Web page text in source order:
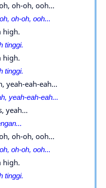
oh-oh, ooh...
oh-oh, ooh...
high.
tinggi.
high.
tinggi.
yeah-eah-eah...
yeah-eah-eah...
yeah...
oh-oh, ooh...
oh-oh, ooh...
high.
tinggi.